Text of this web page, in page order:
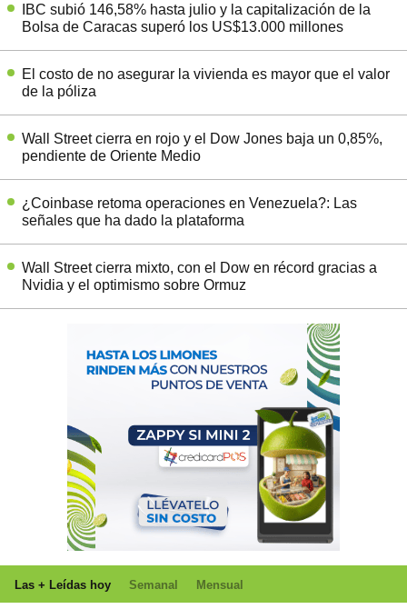
IBC subió 146,58% hasta julio y la capitalización de la
Bolsa de Caracas superó los US$13.000 millones
El costo de no asegurar la vivienda es mayor que el valor
de la póliza
Wall Street cierra en rojo y el Dow Jones baja un 0,85%,
pendiente de Oriente Medio
¿Coinbase retoma operaciones en Venezuela?: Las
señales que ha dado la plataforma
Wall Street cierra mixto, con el Dow en récord gracias a
Nvidia y el optimismo sobre Ormuz
Las + Leídas hoy Semanal Mensual